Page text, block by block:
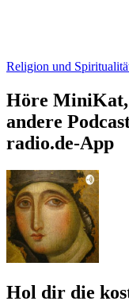
Religion und
Höre
andere
radio.de-App
Hol dir die